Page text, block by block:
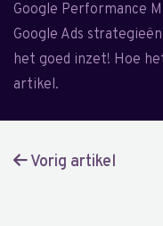
Google Performance
Google Ads
het goed inzet! Hoe
artikel.
Vorig artikel